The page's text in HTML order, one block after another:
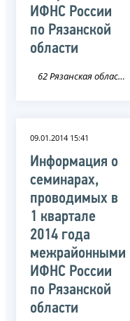
ИФНС России
по Рязанской
области
62 Рязанская область
09.01.2014 15:41
Информация о
семинарах,
проводимых в
1 квартале
2014 года
межрайонными
ИФНС России
по Рязанской
области